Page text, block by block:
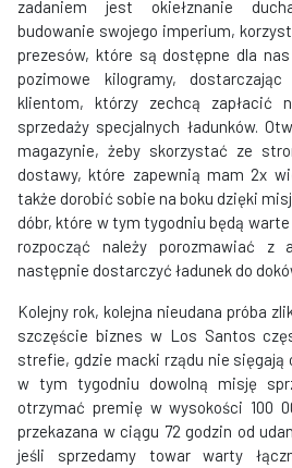
zadaniem jest okiełznanie
budowanie swojego imperium,
prezesów, które są dostępne dla
pozimowe kilogramy, dostarczając
klientom, którzy zechcą zapłacić
sprzedaży specjalnych ładunków.
magazynie, żeby skorzystać ze
dostawy, które zapewnią mam 2x
także dorobić sobie na boku dzięki
dóbr, które w tym tygodniu będą warte
rozpocząć należy porozmawiać z
następnie dostarczyć ładunek do
Kolejny rok, kolejna nieudana próba
szczęście biznes w Los Santos
strefie, gdzie macki rządu nie sięgają
w tym tygodniu dowolną misję
otrzymać premię w wysokości 100
przekazana w ciągu 72 godzin od
jeśli sprzedamy towar warty